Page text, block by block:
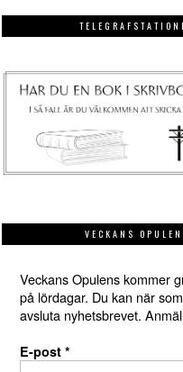
VECKANS
Veckans Opulens kommer
på lördagar. Du kan när
avsluta nyhetsbrevet.
E-post *